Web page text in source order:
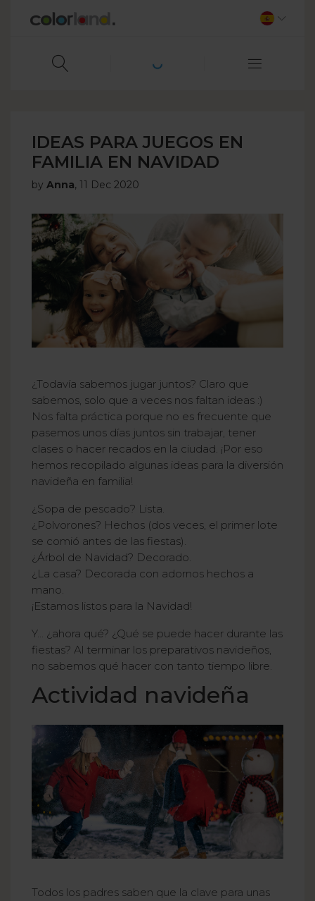
IDEAS PARA JUEGOS EN
FAMILIA EN NAVIDAD
by Anna, 11 Dec 2020
¿Todavía sabemos jugar juntos? Claro que
sabemos, solo que a veces nos faltan ideas :)
Nos falta práctica porque no es frecuente que
pasemos unos días juntos sin trabajar, tener
clases o hacer recados en la ciudad. ¡Por eso
hemos recopilado algunas ideas para la diversión
navideña en familia!
¿Sopa de pescado? Lista.
¿Polvorones? Hechos (dos veces, el primer lote
se comió antes de las fiestas).
¿Árbol de Navidad? Decorado.
¿La casa? Decorada con adornos hechos a
mano.
¡Estamos listos para la Navidad!
Y... ¿ahora qué? ¿Qué se puede hacer durante las
fiestas? Al terminar los preparativos navideños,
no sabemos qué hacer con tanto tiempo libre.
Actividad navideña
Todos los padres saben que la clave para unas